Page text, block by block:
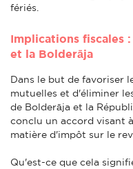
fériés.
Implications fiscales
et la Bolderāja
Dans le but de favoriser
mutuelles et d'éliminer
de Bolderāja et la
conclu un accord visant
matière d'impôt sur le
Qu'est-ce que cela